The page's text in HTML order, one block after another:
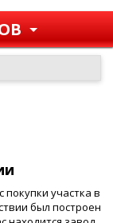
покупки участка в
был построен